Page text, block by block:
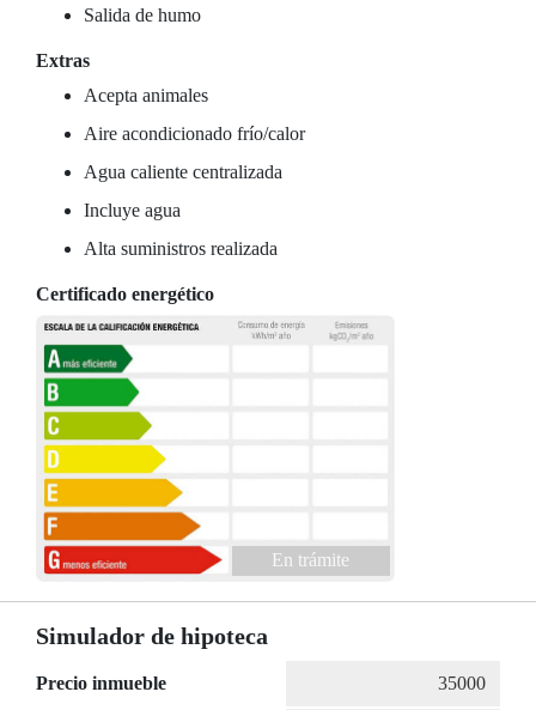
Salida de humo
Extras
Acepta animales
Aire acondicionado frío/calor
Agua caliente centralizada
Incluye agua
Alta suministros realizada
Certificado energético
En trámite
Simulador de hipoteca
Precio inmueble